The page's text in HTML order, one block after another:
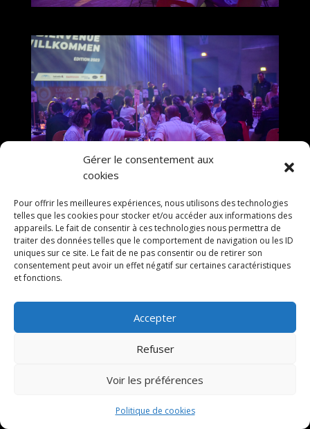
Gérer le consentement aux
cookies
Pour offrir les meilleures expériences, nous utilisons des technologies
telles que les cookies pour stocker et/ou accéder aux informations des
appareils. Le fait de consentir à ces technologies nous permettra de
traiter des données telles que le comportement de navigation ou les ID
uniques sur ce site. Le fait de ne pas consentir ou de retirer son
consentement peut avoir un effet négatif sur certaines caractéristiques
et fonctions.
Accepter
Refuser
Voir les préférences
Politique de cookies